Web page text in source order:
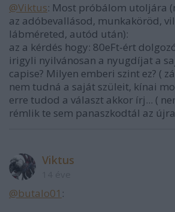
@Viktus: Most próbálom utoljára
az adóbevallásod, munkaköröd,
lábméreted, autód után):
az a kérdés hogy: 80eFt-ért
irigyli nyilvánosan a nyugdíjat a
capise? Milyen emberi szint ez? (
nem tudná a saját szüleit, kínai
erre tudod a választ akkor írj... (
rémlik te sem panaszkodtál az
Viktus
@butalo01 :